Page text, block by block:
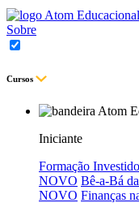
Sobre
Cursos
Iniciante
Formação
NOVO Bê-a-Bá
NOVO Finanças